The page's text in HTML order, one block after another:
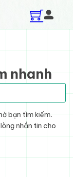
nhanh
bạn tìm kiếm.
nhắn tin cho